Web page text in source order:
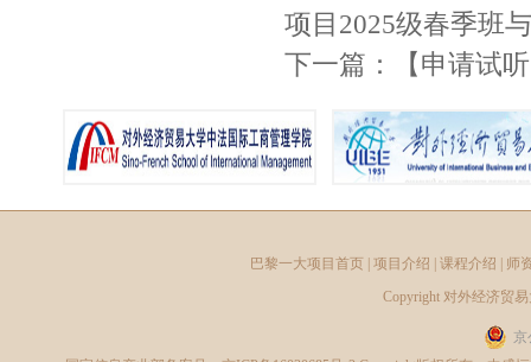
项目2025级春季班
下一篇：
【申请试
巴黎一大项目首页 项目介绍 课程介绍
师
Copyright 对外经济贸
京